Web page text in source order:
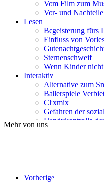
Vom Film zum
Vor- und
Lesen
Begeisterung fürs
Einfluss von
Sternenschweif
Wenn Kinder
Interaktiv
Alternative zum
Ballerspiele
Clixmix
Gefahren der
Handykontrolle
Ist mein Kind
YouTube-Kanal
Mehr von uns
Vorherige